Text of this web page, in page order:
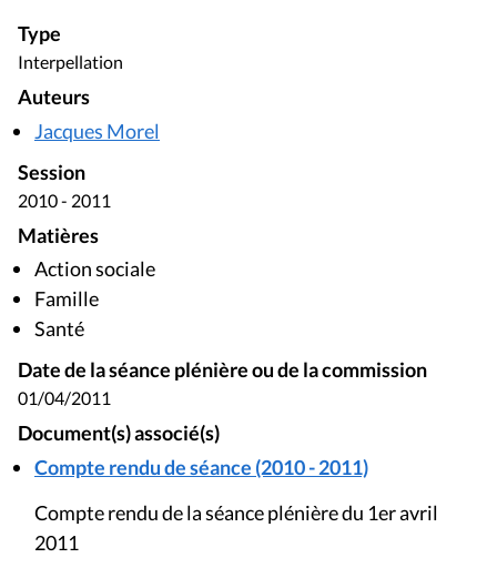
Type
Interpellation
Auteurs
Jacques Morel
Session
2010 - 2011
Matières
Action sociale
Famille
Santé
Date de la séance plénière ou de la commission
01/04/2011
Document(s) associé(s)
Compte rendu de séance (2010 - 2011)
Compte rendu de la séance plénière du 1er avril
2011